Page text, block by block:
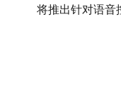
将推出针对语音